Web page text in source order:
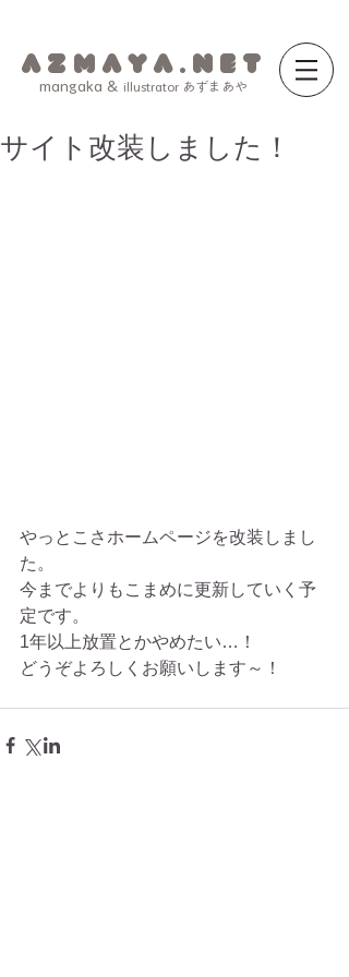
a z m a y a . n e t
mangaka & illustrator あずまあや
サイト改装しました！
やっとこさホームページを改装しまし
た。
今までよりもこまめに更新していく予
定です。
1年以上放置とかやめたい…！
どうぞよろしくお願いします～！